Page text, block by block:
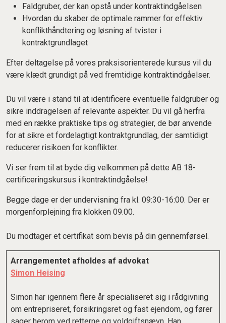
Faldgruber, der kan opstå under kontraktindgåelsen
Hvordan du skaber de optimale rammer for effektiv
konflikthåndtering og løsning af tvister i
kontraktgrundlaget
Efter deltagelse på vores praksisorienterede kursus vil du
være klædt grundigt på ved fremtidige kontraktindgåelser.
Du vil være i stand til at identificere eventuelle faldgruber og
sikre inddragelsen af relevante aspekter. Du vil gå herfra
med en række praktiske tips og strategier, de bør anvende
for at sikre et fordelagtigt kontraktgrundlag, der samtidigt
reducerer risikoen for konflikter.
Vi ser frem til at byde dig velkommen på dette AB 18-
certificeringskursus i kontraktindgåelse!
Begge dage er der undervisning fra kl. 09:30-16:00. Der er
morgenforplejning fra klokken 09.00.
Du modtager et certifikat som bevis på din gennemførsel.
Arrangementet afholdes af advokat
Simon Heising
Simon har igennem flere år specialiseret sig i rådgivning
om entrepriseret, forsikringsret og fast ejendom, og fører